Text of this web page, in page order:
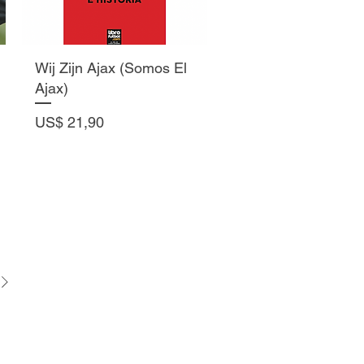
Vista rápida
Wij Zijn Ajax (Somos El
Ajax)
Precio
US$ 21,90